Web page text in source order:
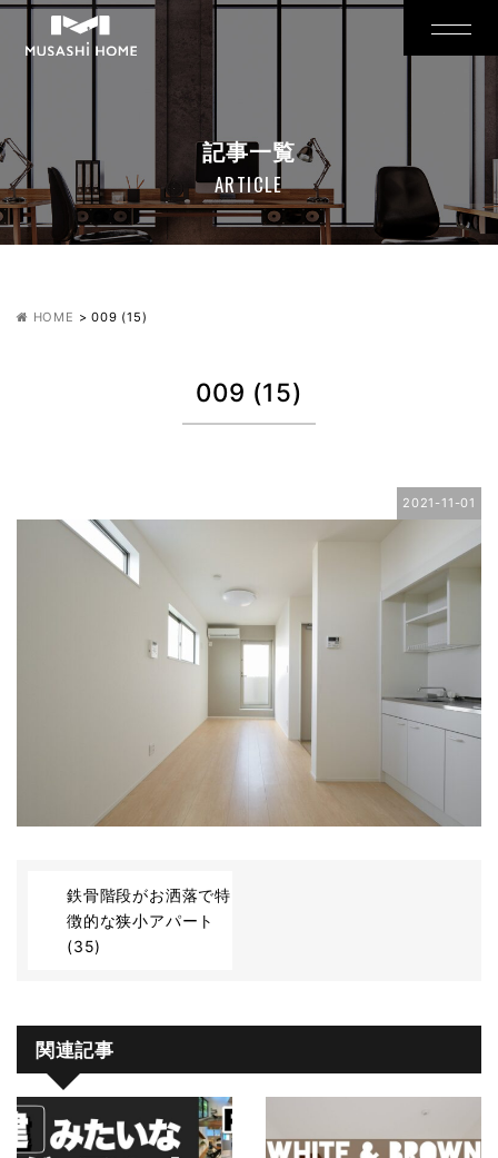
記事一覧
ARTICLE
HOME >009 (15)
009 (15)
2021-11-01
鉄骨階段がお洒落で特
徴的な狭小アパート
(35)
関連記事